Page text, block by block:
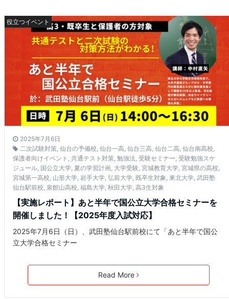
役立つイベント
2025年7月6日
二次試験対策, 仙台の予備校, 仙台一高, 仙台三高, 仙台二高, 仙台南高校,
保護者向けイベント , 共通テスト対策, 勉強法, 受験セミナー, 受験勉強スケ
ジュール, 国公立大学, 夏の学習計画, 大学受験, 宮城教育大学, 宮城県の高校,
宮城第一高校, 山形大学, 岩手大学, 弘前大学, 既卒生対象, 東北大学, 武田塾
仙台駅前校, 泉館山高校, 福島大学, 秋田大学, 高3生対象
【実施レポート】あと半年で国公立大学合格セミナーを
開催しました！【2025年度入試対応】
2025年7月6日（日）、武田塾仙台駅前校にて「あと半年で国公
立大学合格セミナー
Read More